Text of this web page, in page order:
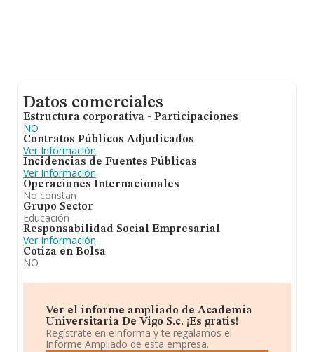
Datos comerciales
Estructura corporativa - Participaciones
NO
Contratos Públicos Adjudicados
Ver Información
Incidencias de Fuentes Públicas
Ver Información
Operaciones Internacionales
No constan
Grupo Sector
Educación
Responsabilidad Social Empresarial
Ver Información
Cotiza en Bolsa
NO
Ver el informe ampliado de Academia
Universitaria De Vigo S.c. ¡Es gratis!
Regístrate en eInforma y te regalamos el
Informe Ampliado de esta empresa.